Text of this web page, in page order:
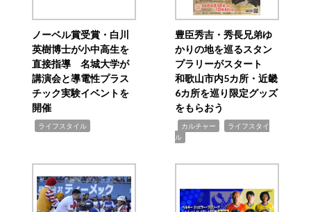
ノーベル賞受賞・白川
英樹博士が小中高生を
直接指導 名城大学が
講演会と導電性プラス
チック実験イベントを
開催
ライフスタイル
豊臣秀吉・秀長兄弟ゆ
かりの地を巡るスタン
プラリーがスタート
和歌山市内5カ所・近畿
6カ所を巡り限定グッズ
をもらおう
カルチャー
ライフスタイ
ル